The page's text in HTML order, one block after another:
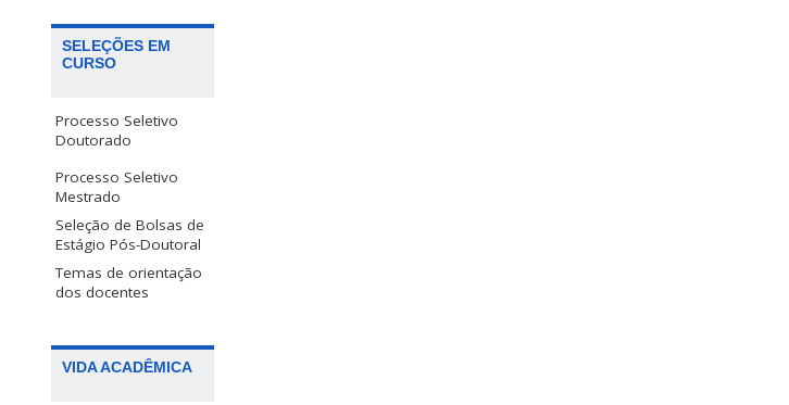
SELEÇÕES EM
CURSO
Processo Seletivo
Doutorado
Processo Seletivo
Mestrado
Seleção de Bolsas de
Estágio Pós-Doutoral
Temas de orientação
dos docentes
VIDA ACADÊMICA